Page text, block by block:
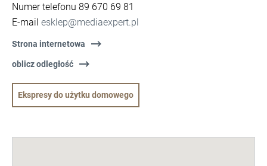
Numer telefonu 89 670 69 81
E-mail esklep@mediaexpert.pl
Strona internetowa
oblicz odległość
Ekspresy do użytku domowego